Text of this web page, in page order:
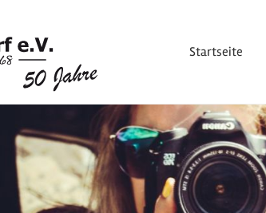
Startseite